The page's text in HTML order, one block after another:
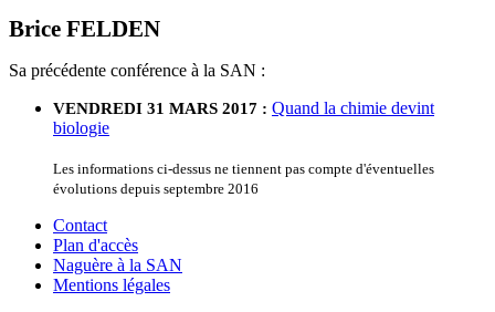
Brice FELDEN
Sa précédente conférence à la SAN :
VENDREDI 31 MARS 2017 : Quand la chimie devint
biologie
Les informations ci-dessus ne tiennent pas compte d'éventuelles
évolutions depuis septembre 2016
Contact
Plan d'accès
Naguère à la SAN
Mentions légales